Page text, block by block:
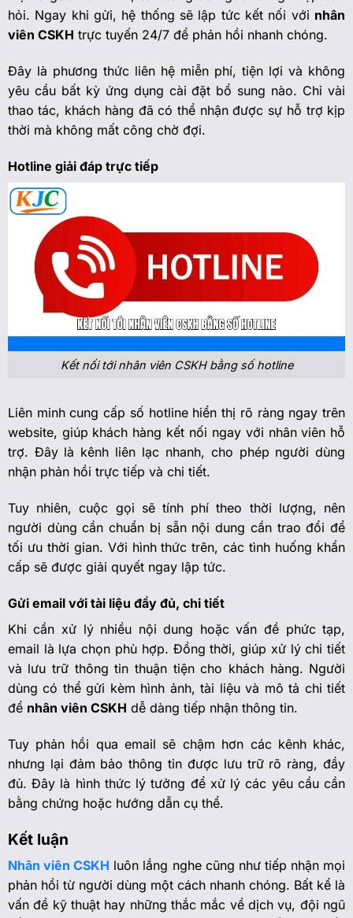
hỏi. Ngay khi gửi, hệ thống sẽ lập tức kết nối với nhân
viên CSKH trực tuyến 24/7 để phản hồi nhanh chóng.
Đây là phương thức liên hệ miễn phí, tiện lợi và không
yêu cầu bất kỳ ứng dụng cài đặt bổ sung nào. Chỉ vài
thao tác, khách hàng đã có thể nhận được sự hỗ trợ kịp
thời mà không mất công chờ đợi.
Hotline giải đáp trực tiếp
Kết nối tới nhân viên CSKH bằng số hotline
Liên minh cung cấp số hotline hiển thị rõ ràng ngay trên
website, giúp khách hàng kết nối ngay với nhân viên hỗ
trợ. Đây là kênh liên lạc nhanh, cho phép người dùng
nhận phản hồi trực tiếp và chi tiết.
Tuy nhiên, cuộc gọi sẽ tính phí theo thời lượng, nên
người dùng cần chuẩn bị sẵn nội dung cần trao đổi để
tối ưu thời gian. Với hình thức trên, các tình huống khẩn
cấp sẽ được giải quyết ngay lập tức.
Gửi email với tài liệu đầy đủ, chi tiết
Khi cần xử lý nhiều nội dung hoặc vấn đề phức tạp,
email là lựa chọn phù hợp. Đồng thời, giúp xử lý chi tiết
và lưu trữ thông tin thuận tiện cho khách hàng. Người
dùng có thể gửi kèm hình ảnh, tài liệu và mô tả chi tiết
để nhân viên CSKH dễ dàng tiếp nhận thông tin.
Tuy phản hồi qua email sẽ chậm hơn các kênh khác,
nhưng lại đảm bảo thông tin được lưu trữ rõ ràng, đầy
đủ. Đây là hình thức lý tưởng để xử lý các yêu cầu cần
bằng chứng hoặc hướng dẫn cụ thể.
Kết luận
Nhân viên CSKH luôn lắng nghe cũng như tiếp nhận mọi
phản hồi từ người dùng một cách nhanh chóng. Bất kể là
vấn đề kỹ thuật hay những thắc mắc về dịch vụ, đội ngũ